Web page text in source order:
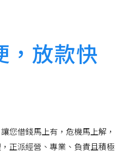
，放款快
您借錢馬上有，危機馬上解，
正派經營、專業、負責且積極